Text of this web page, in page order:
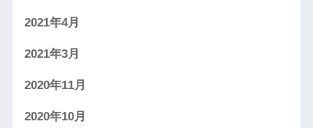
2021年4月
2021年3月
2020年11月
2020年10月